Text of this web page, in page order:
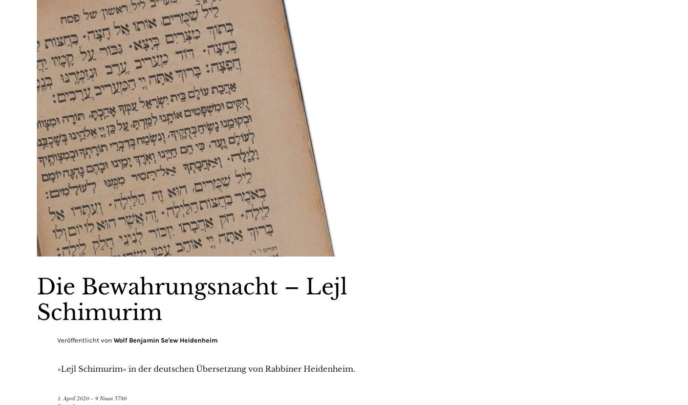
Die Bewahrungsnacht – Lejl
Schimurim
Veröffentlicht von Wolf Benjamin Se'ew Heidenheim
»Lejl Schimurim« in der deutschen Übersetzung von Rabbiner Heidenheim.
3. April 2020 – 9 Nisan 5780